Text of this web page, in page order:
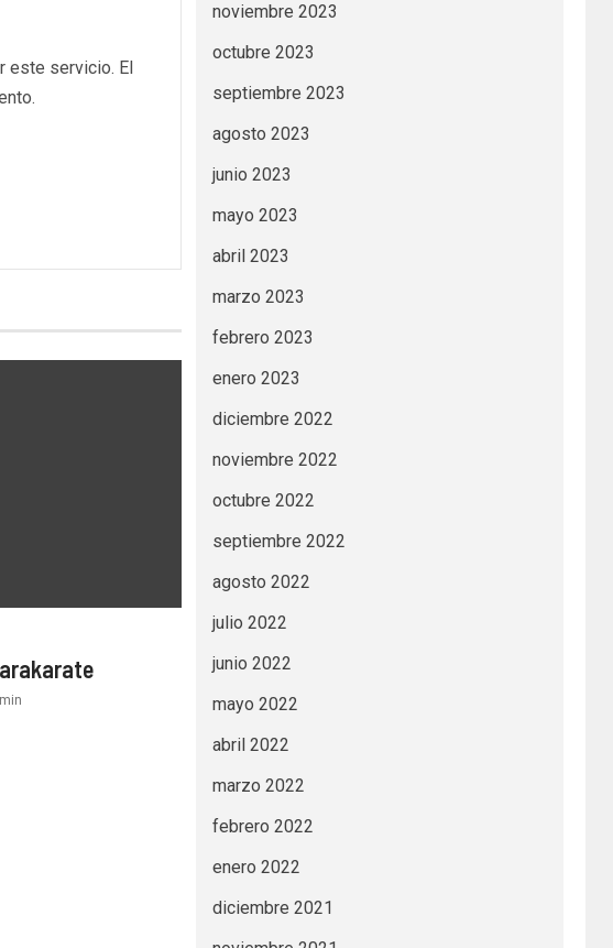
este servicio. El
noviembre 2023
octubre 2023
septiembre 2023
agosto 2023
junio 2023
mayo 2023
abril 2023
marzo 2023
febrero 2023
enero 2023
diciembre 2022
noviembre 2022
octubre 2022
septiembre 2022
agosto 2022
julio 2022
junio 2022
mayo 2022
abril 2022
marzo 2022
febrero 2022
enero 2022
diciembre 2021